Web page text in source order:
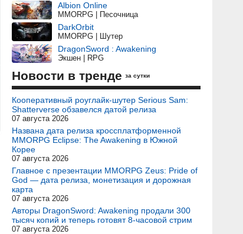
Albion Online
MMORPG | Песочница
DarkOrbit
MMORPG | Шутер
DragonSword : Awakening
Экшен | RPG
Новости в тренде за сутки
Кооперативный роуглайк-шутер Serious Sam:
Shatterverse обзавелся датой релиза
07 августа 2026
Названа дата релиза кроссплатформенной
MMORPG Eclipse: The Awakening в Южной
Корее
07 августа 2026
Главное с презентации MMORPG Zeus: Pride of
God — дата релиза, монетизация и дорожная
карта
07 августа 2026
Авторы DragonSword: Awakening продали 300
тысяч копий и теперь готовят 8-часовой стрим
07 августа 2026